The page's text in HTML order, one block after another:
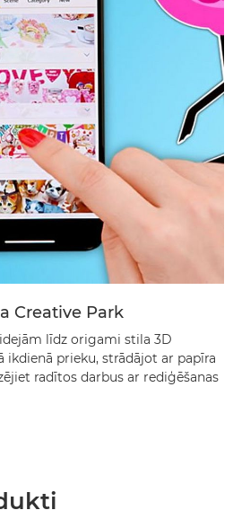
Creative Park
līdz origami stila 3D
prieku, strādājot ar papīra
radītos darbus ar rediģēšanas